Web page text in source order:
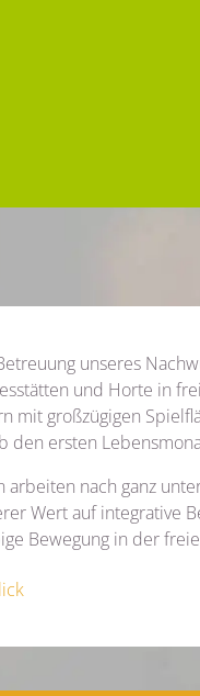
unseres
und Horte in
mit großzügigen
den ersten
arbeiten nach ganz
Wert auf integrative
Bewegung in der